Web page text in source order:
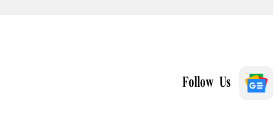
Follow Us